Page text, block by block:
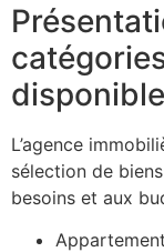
L’agence
sélection de
besoins et aux